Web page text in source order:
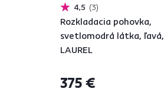
4,5 3
Rozkladacia pohovka,
svetlomodrá látka, ľavá,
LAUREL
375 €